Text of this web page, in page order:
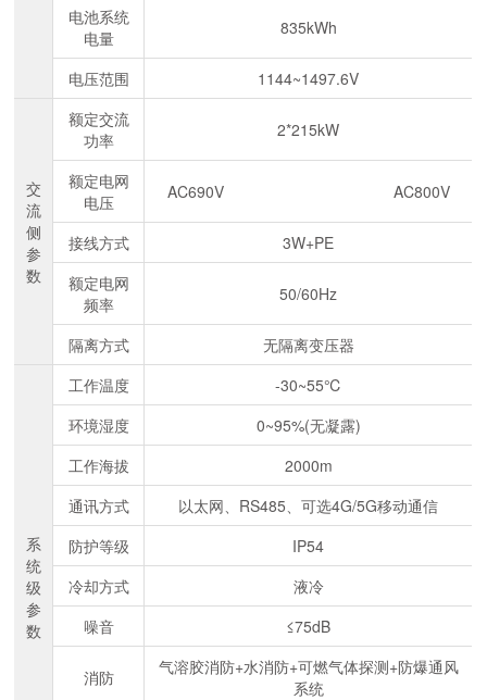
电池系统
电量
835kWh
电压范围 1144~1497.6V
交
流
侧
参
数
额定交流
功率
2*215kW
额定电网
电压
AC690V AC800V
接线方式
3W+PE
额定电网
频率
50/60Hz
隔离方式 无隔离变压器
系
统
级
参
数
工作温度
-30~55℃
环境湿度
0~95%(无凝露)
工作海拔
2000m
通讯方式
以太网、RS485、可选4G/5G移动通信
防护等级
IP54
冷却方式
液冷
噪音
≤75dB
消防
气溶胶消防+水消防+可燃气体探测+防爆通风
系统